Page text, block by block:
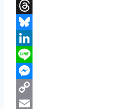
X
Threads
Bluesky
LinkedIn
Line
Messenger
Copy